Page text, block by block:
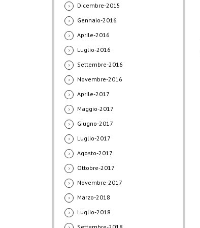
Dicembre-2015
Gennaio-2016
Aprile-2016
Luglio-2016
Settembre-2016
Novembre-2016
Aprile-2017
Maggio-2017
Giugno-2017
Luglio-2017
Agosto-2017
Ottobre-2017
Novembre-2017
Marzo-2018
Luglio-2018